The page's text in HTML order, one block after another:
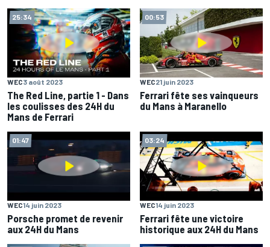
25:34
WEC3 août 2023
The Red Line, partie 1 - Dans
les coulisses des 24H du
Mans de Ferrari
00:53
WEC21 juin 2023
Ferrari fête ses vainqueurs
du Mans à Maranello
01:47
WEC14 juin 2023
Porsche promet de revenir
aux 24H du Mans
03:24
WEC14 juin 2023
Ferrari fête une victoire
historique aux 24H du Mans